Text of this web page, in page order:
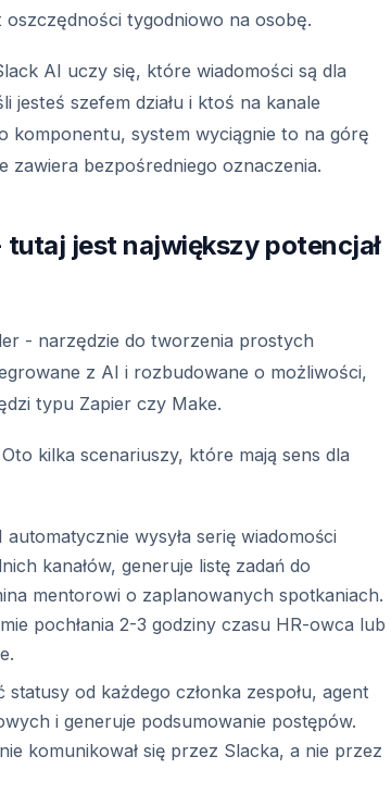
tygodniowo na osobę.
AI uczy się, które wiadomości są dla
jesteś szefem działu i ktoś na kanale
komponentu, system wyciągnie to na górę
zawiera bezpośredniego oznaczenia.
jest największy potencjał
- narzędzie do tworzenia prostych
z AI i rozbudowane o możliwości,
typu Zapier czy Make.
kilka scenariuszy, które mają sens dla
automatycznie wysyła serię wiadomości
kanałów, generuje listę zadań do
mentorowi o zaplanowanych spotkaniach.
pochłania 2-3 godziny czasu HR-owca lub
statusy od każdego członka zespołu, agent
i generuje podsumowanie postępów.
komunikował się przez Slacka, a nie przez